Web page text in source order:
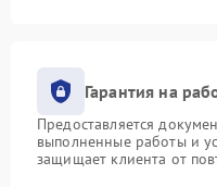
Гарантия на
Предоставляется
выполненные работы и
защищает клиента от